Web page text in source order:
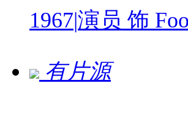
1967|演员 饰
有片源